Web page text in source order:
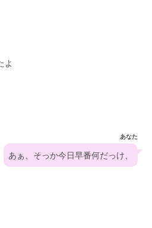
よ
あなた
あぁ、そっか今日早番何だっけ、